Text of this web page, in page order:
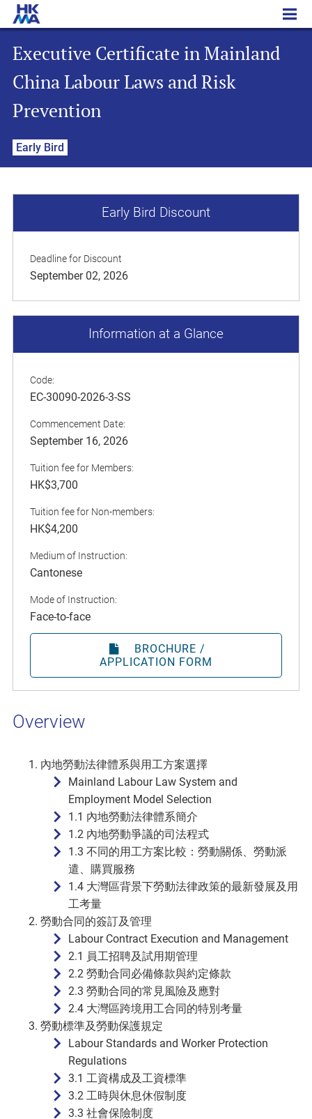
Executive Certificate in Mainland China Labour Laws and Risk Prevention
Executive Certificate in Mainland
China Labour Laws and Risk
Prevention
Early Bird
Overview
內地勞動法律體系與用工方案選擇
Mainland Labour Law System and
Employment Model Selection
1.1 內地勞動法律體系簡介
1.2 內地勞動爭議的司法程式
1.3 不同的用工方案比較：勞動關係、勞動派
遣、購買服務
1.4 大灣區背景下勞動法律政策的最新發展及用
工考量
勞動合同的簽訂及管理
Labour Contract Execution and Management
2.1 員工招聘及試用期管理
2.2 勞動合同必備條款與約定條款
2.3 勞動合同的常見風險及應對
2.4 大灣區跨境用工合同的特別考量
勞動標準及勞動保護規定
Labour Standards and Worker Protection
Regulations
3.1 工資構成及工資標準
3.2 工時與休息休假制度
3.3 社會保險制度
Early Bird Discount
Deadline for Discount
September 02, 2026
Information at a Glance
Code:
EC-30090-2026-3-SS
Commencement Date:
September 16, 2026
Tuition fee for Members:
HK$3,700
Tuition fee for Non-members:
HK$4,200
Medium of Instruction:
Cantonese
Mode of Instruction:
Face-to-face
BROCHURE /
APPLICATION FORM